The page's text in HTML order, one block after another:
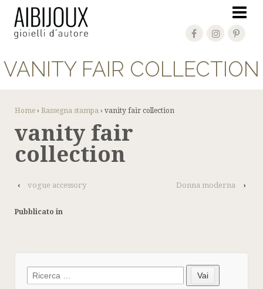
VANITY FAIR COLLECTION
Home › Rassegna stampa › vanity fair collection
vanity fair
collection
‹ vogue accessory Donna moderna ›
Pubblicato in
Search
for:
Vai